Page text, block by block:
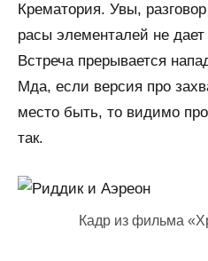
Крематория. Увы,
расы элементалей не
Встреча прерывается
Мда, если версия про
место быть, то видимо
так.
Кадр из фильма